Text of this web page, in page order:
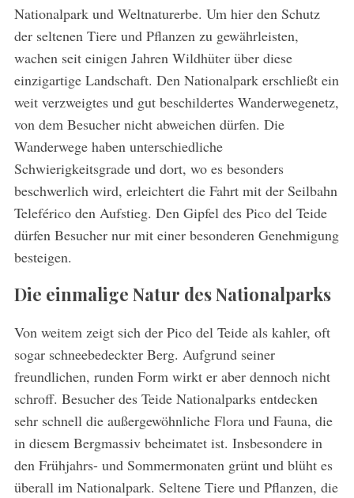
Nationalpark und Weltnaturerbe. Um hier den Schutz
der seltenen Tiere und Pflanzen zu gewährleisten,
wachen seit einigen Jahren Wildhüter über diese
einzigartige Landschaft. Den Nationalpark erschließt ein
weit verzweigtes und gut beschildertes Wanderwegenetz,
von dem Besucher nicht abweichen dürfen. Die
Wanderwege haben unterschiedliche
Schwierigkeitsgrade und dort, wo es besonders
beschwerlich wird, erleichtert die Fahrt mit der Seilbahn
Teleférico den Aufstieg. Den Gipfel des Pico del Teide
dürfen Besucher nur mit einer besonderen Genehmigung
besteigen.
Die einmalige Natur des Nationalparks
Von weitem zeigt sich der Pico del Teide als kahler, oft
sogar schneebedeckter Berg. Aufgrund seiner
freundlichen, runden Form wirkt er aber dennoch nicht
schroff. Besucher des Teide Nationalparks entdecken
sehr schnell die außergewöhnliche Flora und Fauna, die
in diesem Bergmassiv beheimatet ist. Insbesondere in
den Frühjahrs- und Sommermonaten grünt und blüht es
überall im Nationalpark. Seltene Tiere und Pflanzen, die
h
f
o
: